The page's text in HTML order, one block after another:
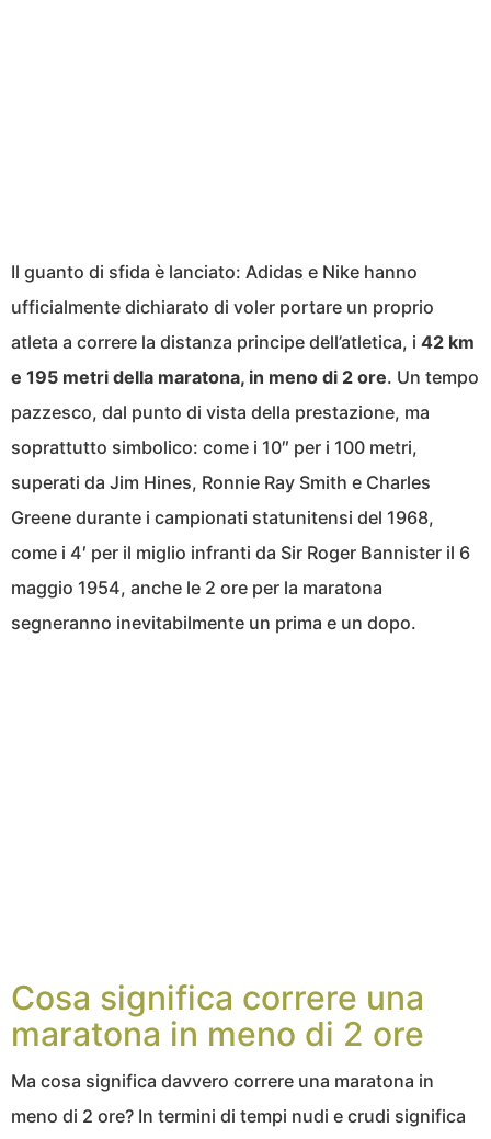
Il guanto di sfida è lanciato: Adidas e Nike hanno
ufficialmente dichiarato di voler portare un proprio
atleta a correre la distanza principe dell’atletica, i 42 km
e 195 metri della maratona, in meno di 2 ore. Un tempo
pazzesco, dal punto di vista della prestazione, ma
soprattutto simbolico: come i 10″ per i 100 metri,
superati da Jim Hines, Ronnie Ray Smith e Charles
Greene durante i campionati statunitensi del 1968,
come i 4′ per il miglio infranti da Sir Roger Bannister il 6
maggio 1954, anche le 2 ore per la maratona
segneranno inevitabilmente un prima e un dopo.
Cosa significa correre una
maratona in meno di 2 ore
Ma cosa significa davvero correre una maratona in
meno di 2 ore? In termini di tempi nudi e crudi significa